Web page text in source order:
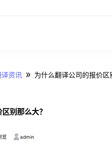
资讯 » 为什么翻译公司的报价区
别那么大？
览 admin